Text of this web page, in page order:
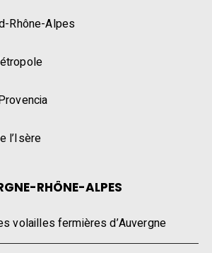
Rhône-Alpes
l’Isère
RHÔNE-ALPES
volailles fermières d’Auvergne